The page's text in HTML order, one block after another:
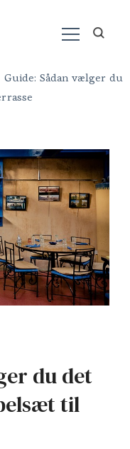
Guide: Sådan vælger du
du det
til